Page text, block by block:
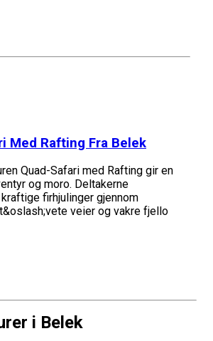
Med Rafting Fra Belek
Quad-Safari med Rafting gir en
og moro. Deltakerne
firhjulinger gjennom
veier og vakre fjello
i Belek